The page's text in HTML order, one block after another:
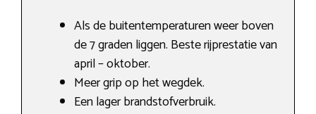
Als de buitentemperaturen weer boven
de 7 graden liggen. Beste rijprestatie van
april – oktober.
Meer grip op het wegdek.
Een lager brandstofverbruik.